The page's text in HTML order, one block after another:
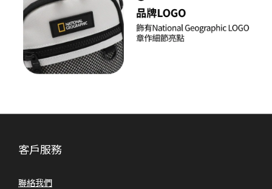
客戶服務
聯絡我們